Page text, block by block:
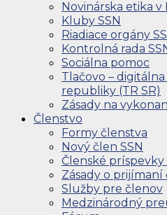
Novinárska etika v
Kluby SSN
Riadiace orgány
Kontrolná rada
Sociálna pomoc
Tlačovo –
republiky (TR SR)
Zásady na
Členstvo
Formy členstva
Nový člen SSN
Členské
Zásady o prijímaní
Služby pre členov
Medzinárodný